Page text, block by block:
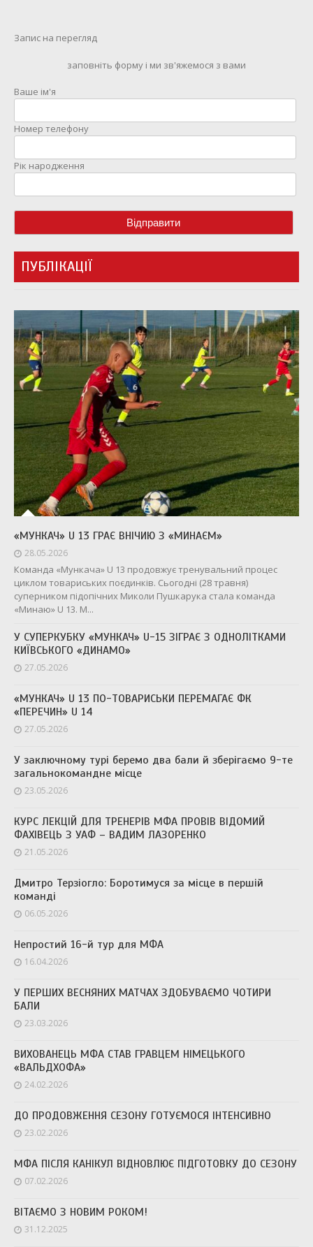
Запис на перегляд
заповніть форму і ми зв'яжемося з вами
Ваше ім'я
Номер телефону
Рік народження
ПУБЛІКАЦІЇ
«МУНКАЧ» U 13 ГРАЄ ВНІЧИЮ З «МИНАЄМ»
28.05.2026
Команда «Мункача» U 13 продовжує тренувальний процес
циклом товариських поєдинків. Сьогодні (28 травня)
суперником підопічних Миколи Пушкарука стала команда
«Минаю» U 13. М...
У СУПЕРКУБКУ «МУНКАЧ» U-15 ЗІГРАЄ З ОДНОЛІТКАМИ
КИЇВСЬКОГО «ДИНАМО»
27.05.2026
«МУНКАЧ» U 13 ПО-ТОВАРИСЬКИ ПЕРЕМАГАЄ ФК
«ПЕРЕЧИН» U 14
27.05.2026
У заключному турі беремо два бали й зберігаємо 9-те
загальнокомандне місце
23.05.2026
КУРС ЛЕКЦІЙ ДЛЯ ТРЕНЕРІВ МФА ПРОВІВ ВІДОМИЙ
ФАХІВЕЦЬ З УАФ – ВАДИМ ЛАЗОРЕНКО
21.05.2026
Дмитро Терзіогло: Боротимуся за місце в першій
команді
06.05.2026
Непростий 16-й тур для МФА
16.04.2026
У ПЕРШИХ ВЕСНЯНИХ МАТЧАХ ЗДОБУВАЄМО ЧОТИРИ
БАЛИ
23.03.2026
ВИХОВАНЕЦЬ МФА СТАВ ГРАВЦЕМ НІМЕЦЬКОГО
«ВАЛЬДХОФА»
24.02.2026
ДО ПРОДОВЖЕННЯ СЕЗОНУ ГОТУЄМОСЯ ІНТЕНСИВНО
23.02.2026
МФА ПІСЛЯ КАНІКУЛ ВІДНОВЛЮЄ ПІДГОТОВКУ ДО СЕЗОНУ
07.02.2026
ВІТАЄМО З НОВИМ РОКОМ!
31.12.2025